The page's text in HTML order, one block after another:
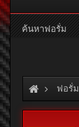
ฟอรั่ม
ค้นหาฟอรั่ม